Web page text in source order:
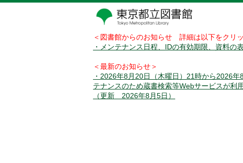
＜図書館からのお知らせ 詳細は以下をクリ
・メンテナンス日程、IDの有効期限、資料の
＜最新のお知らせ＞
・2026年8月20日（木曜日）21時から2026
テナンスのため蔵書検索等Webサービスが利
（更新 2026年8月5日）